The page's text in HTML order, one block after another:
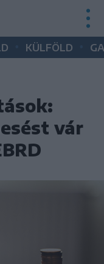
KÜLFÖLD
vár